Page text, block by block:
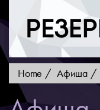
Home Афиша